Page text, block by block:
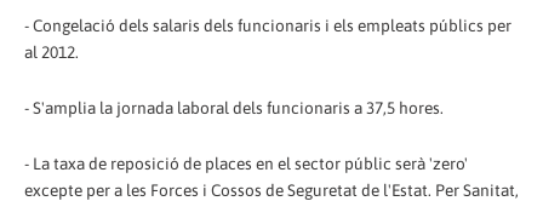
- Congelació dels salaris dels funcionaris i els empleats públics per
al 2012.
- S'amplia la jornada laboral dels funcionaris a 37,5 hores.
- La taxa de reposició de places en el sector públic serà 'zero'
excepte per a les Forces i Cossos de Seguretat de l'Estat. Per Sanitat,